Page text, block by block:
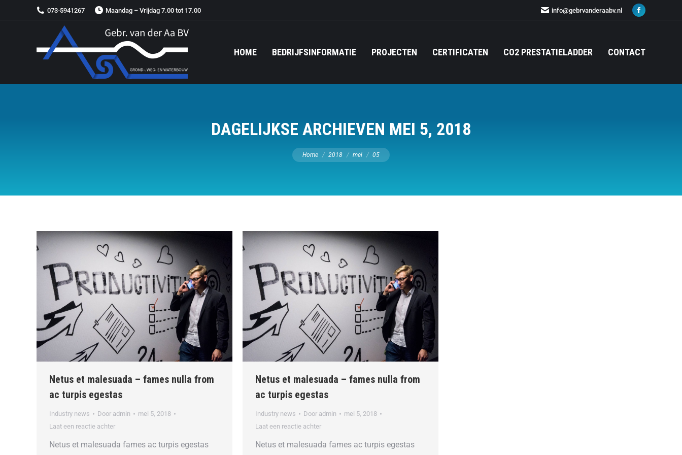
073-5941267 Maandag – Vrijdag 7.00 tot 17.00 info@gebrvanderaabv.nl
HOME BEDRIJFSINFORMATIE PROJECTEN CERTIFICATEN CO2 PRESTATIELADDER CONTACT
DAGELIJKSE ARCHIEVEN MEI 5, 2018
Je bent hier:
Home 2018 mei 05
Netus et malesuada – fames nulla from
ac turpis egestas
Industry news Door admin
mei 5, 2018
Laat een reactie achter
Netus et malesuada fames ac turpis egestas
Netus et malesuada – fames nulla from
ac turpis egestas
Industry news Door admin
mei 5, 2018
Laat een reactie achter
Netus et malesuada fames ac turpis egestas